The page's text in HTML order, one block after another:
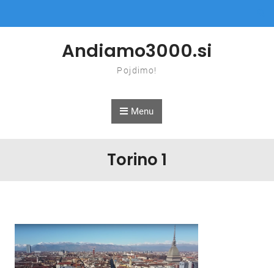
Andiamo3000.si
Pojdimo!
Menu
Torino 1